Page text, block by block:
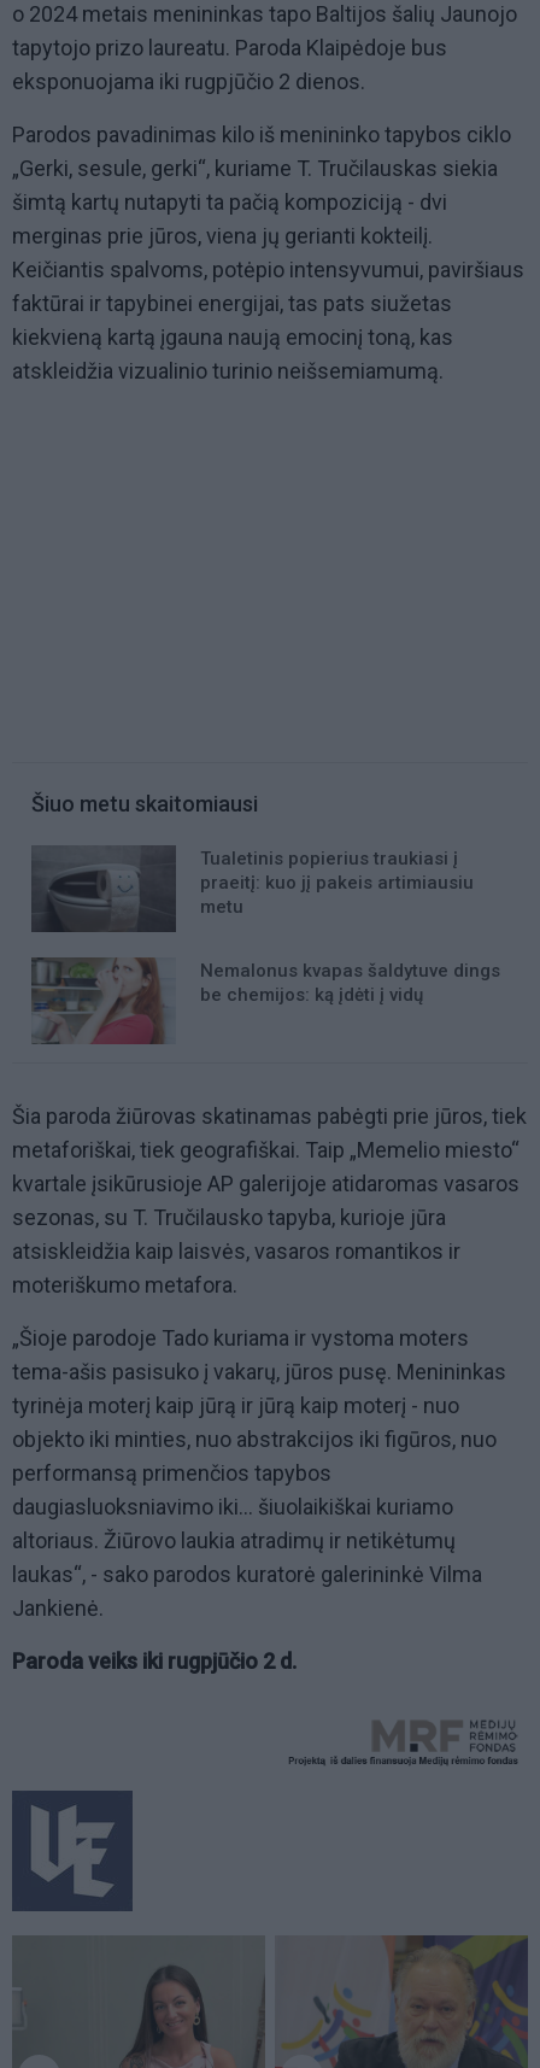
o 2024 metais menininkas tapo Baltijos šalių Jaunojo
tapytojo prizo laureatu. Paroda Klaipėdoje bus
eksponuojama iki rugpjūčio 2 dienos.
Parodos pavadinimas kilo iš menininko tapybos ciklo
„Gerki, sesule, gerki“, kuriame T. Tručilauskas siekia
šimtą kartų nutapyti ta pačią kompoziciją - dvi
merginas prie jūros, viena jų gerianti kokteilį.
Keičiantis spalvoms, potėpio intensyvumui, paviršiaus
faktūrai ir tapybinei energijai, tas pats siužetas
kiekvieną kartą įgauna naują emocinį toną, kas
atskleidžia vizualinio turinio neišsemiamumą.
Šiuo metu skaitomiausi
Tualetinis popierius traukiasi į
praeitį: kuo jį pakeis artimiausiu
metu
Nemalonus kvapas šaldytuve dings
be chemijos: ką įdėti į vidų
Šia paroda žiūrovas skatinamas pabėgti prie jūros, tiek
metaforiškai, tiek geografiškai. Taip „Memelio miesto“
kvartale įsikūrusioje AP galerijoje atidaromas vasaros
sezonas, su T. Tručilausko tapyba, kurioje jūra
atsiskleidžia kaip laisvės, vasaros romantikos ir
moteriškumo metafora.
„Šioje parodoje Tado kuriama ir vystoma moters
tema-ašis pasisuko į vakarų, jūros pusę. Menininkas
tyrinėja moterį kaip jūrą ir jūrą kaip moterį - nuo
objekto iki minties, nuo abstrakcijos iki figūros, nuo
performansą primenčios tapybos
daugiasluoksniavimo iki... šiuolaikiškai kuriamo
altoriaus. Žiūrovo laukia atradimų ir netikėtumų
laukas“, - sako parodos kuratorė galerininkė Vilma
Jankienė.
Paroda veiks iki rugpjūčio 2 d.